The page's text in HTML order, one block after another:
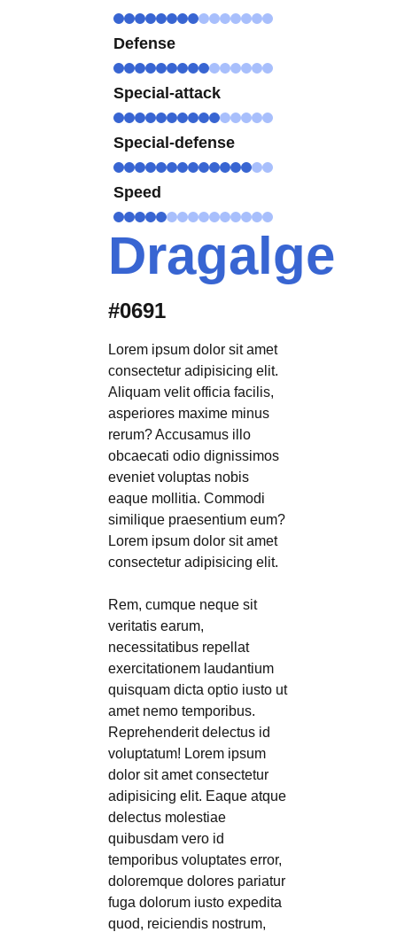
Defense
Special-attack
Special-defense
Speed
Dragalge
#0691
Lorem ipsum dolor sit amet
consectetur adipisicing elit.
Aliquam velit officia facilis,
asperiores maxime minus
rerum? Accusamus illo
obcaecati odio dignissimos
eveniet voluptas nobis
eaque mollitia. Commodi
similique praesentium eum?
Lorem ipsum dolor sit amet
consectetur adipisicing elit.
Rem, cumque neque sit
veritatis earum,
necessitatibus repellat
exercitationem laudantium
quisquam dicta optio iusto ut
amet nemo temporibus.
Reprehenderit delectus id
voluptatum! Lorem ipsum
dolor sit amet consectetur
adipisicing elit. Eaque atque
delectus molestiae
quibusdam vero id
temporibus voluptates error,
doloremque dolores pariatur
fuga dolorum iusto expedita
quod, reiciendis nostrum,